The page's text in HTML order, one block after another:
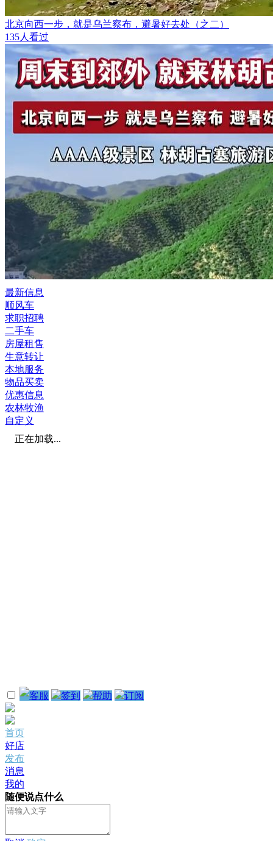
北京向西一步，就是乌兰察布，避暑好去处（之二）
135人看过
最新信息
顺风车
求职招聘
二手车
房屋租售
生意转让
本地服务
物品买卖
优惠信息
农林牧渔
自定义
正在加载...
客服 签到 帮助 订阅
首页
好店
发布
消息
我的
随便说点什么